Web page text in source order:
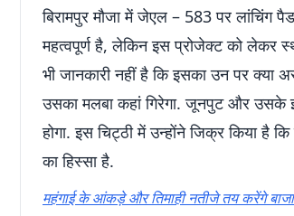
बिरामपुर मौजा में जेएल – 583 पर लांचिंग पैड
महत्वपूर्ण है, लेकिन इस प्रोजेक्ट को लेकर
भी जानकारी नहीं है कि इसका उन पर क्या
उसका मलबा कहां गिरेगा. जूनपुट और उसके
होगा. इस चिट्ठी में उन्होंने जिक्र किया है कि
का हिस्सा है.
महंगाई के आंकड़े और तिमाही नतीजे तय करेंगे